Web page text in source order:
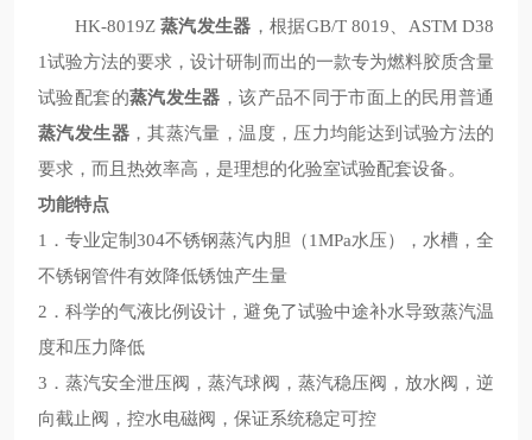
HK-8019Z 蒸汽发生器 ，根据GB/T 8019、ASTM D38
1试验方法的要求，设计研制而出的一款专为燃料胶质含量
试验配套的蒸汽发生器 ，该产品不同于市面上的民用普通
蒸汽发生器，其蒸汽量，温度，压力均能达到试验方法的
要求，而且热效率高，是理想的化验室试验配套设备。
功能特点
1．专业定制304不锈钢蒸汽内胆（1MPa水压），水槽，全
不锈钢管件有效降低锈蚀产生量
2．科学的气液比例设计，避免了试验中途补水导致蒸汽温
度和压力降低
3．蒸汽安全泄压阀，蒸汽球阀，蒸汽稳压阀，放水阀，逆
向截止阀，控水电磁阀，保证系统稳定可控